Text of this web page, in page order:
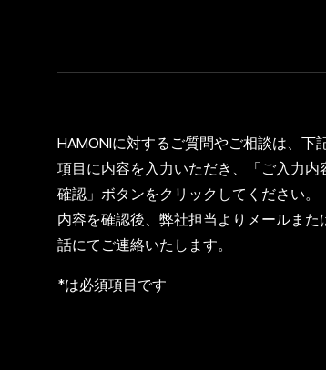
HAMONIに対するご質問やご相談は、下
項目に内容を入力いただき、「ご入力内
確認」ボタンをクリックしてください。
内容を確認後、弊社担当よりメールまた
話にてご連絡いたします。
*は必須項目です